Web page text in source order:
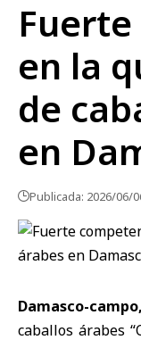
en la
de
en
Publicada: 2026/06/
Damasco-
caballos árabes